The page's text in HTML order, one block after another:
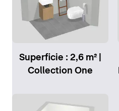
Superficie : 2,6 m² |
Collection One